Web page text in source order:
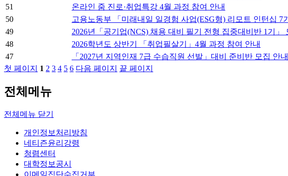
51
온라인 줌 진로·취업특강 4월 과정 참여 안내
50
고용노동부 「미래내일 일경험 사업(ESG형) 리모트 인턴십 7
49
2026년「공기업(NCS) 채용 대비 필기 전형 집중대비반 1기」
48
2026학년도 상반기 「취업필살기」4월 과정 참여 안내
47
「2027년 지역인재 7급 수습직원 선발」대비 준비반 모집 안내
첫 페이지
1 2 3 4 5 6 다음 페이지 끝 페이지
전체메뉴
전체메뉴 닫기
개인정보처리방침
네티즌윤리강령
청렴센터
대학정보공시